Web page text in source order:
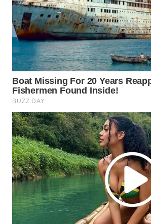
WAHANA
KONSUMEN
WAHANA
LISTRIK
WAHANA
TRAVEL
WAHANA
TV
WAHANANEWS
ID
WAHANANEWS
CO ID